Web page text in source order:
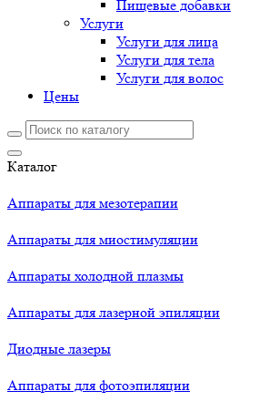
Пищевые добавки
Услуги
Услуги для лица
Услуги для тела
Услуги для волос
Цены
Каталог
Аппараты для мезотерапии
Аппараты для миостимуляции
Аппараты холодной плазмы
Аппараты для лазерной эпиляции
Диодные лазеры
Аппараты для фотоэпиляции